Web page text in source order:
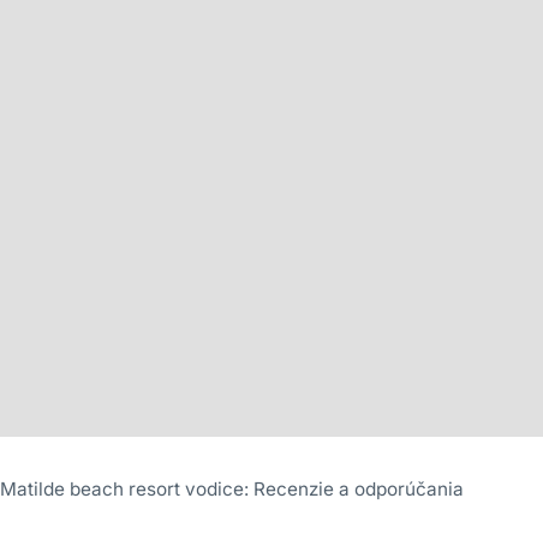
Matilde beach resort vodice: Recenzie a odporúčania